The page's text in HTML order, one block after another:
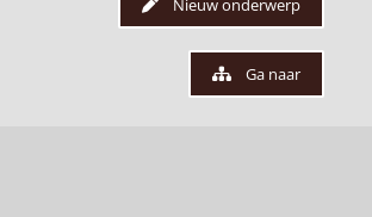
Nieuw onderwerp
Ga naar